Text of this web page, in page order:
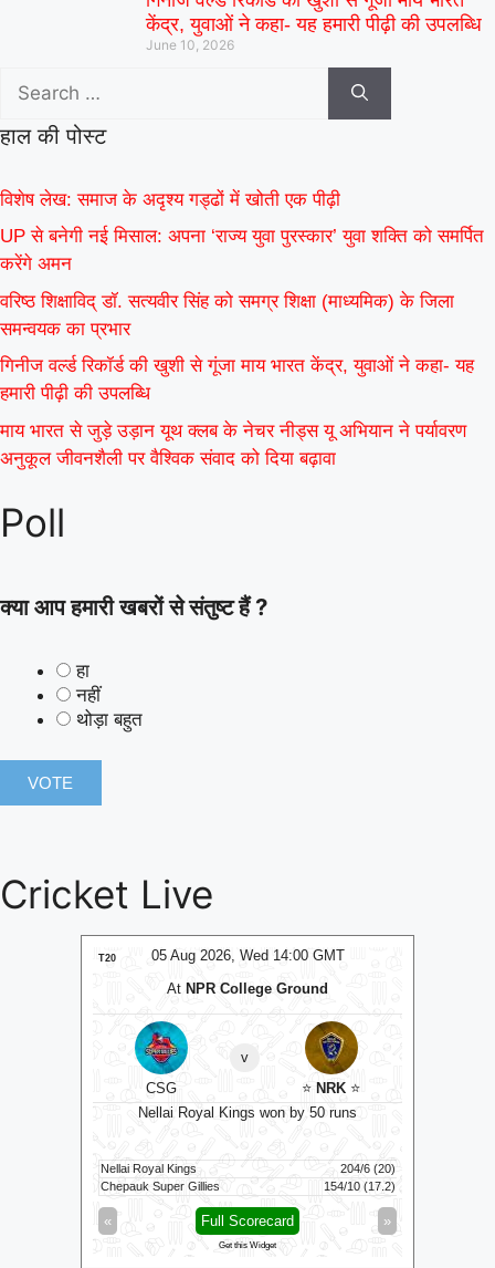
केंद्र, युवाओं ने कहा- यह हमारी पीढ़ी की उपलब्धि
June 10, 2026
हाल की पोस्ट
विशेष लेख: समाज के अदृश्य गड्ढों में खोती एक पीढ़ी
UP से बनेगी नई मिसाल: अपना ‘राज्य युवा पुरस्कार’ युवा शक्ति को समर्पित
करेंगे अमन
वरिष्ठ शिक्षाविद् डॉ. सत्यवीर सिंह को समग्र शिक्षा (माध्यमिक) के जिला
समन्वयक का प्रभार
गिनीज वर्ल्ड रिकॉर्ड की खुशी से गूंजा माय भारत केंद्र, युवाओं ने कहा- यह
हमारी पीढ़ी की उपलब्धि
माय भारत से जुड़े उड़ान यूथ क्लब के नेचर नीड्स यू अभियान ने पर्यावरण
अनुकूल जीवनशैली पर वैश्विक संवाद को दिया बढ़ावा
Poll
क्या आप हमारी खबरों से संतुष्ट हैं ?
हा
नहीं
थोड़ा बहुत
Cricket Live
05 Aug 2026, Wed 14:00 GMT
T20
At NPR College Ground
CSG
v
⭐ NRK ⭐
Nellai Royal Kings won by 50 runs
Nellai Royal Kings
204/6 (20)
Chepauk Super Gillies
154/10 (17.2)
« »
Full Scorecard
Get this Widget